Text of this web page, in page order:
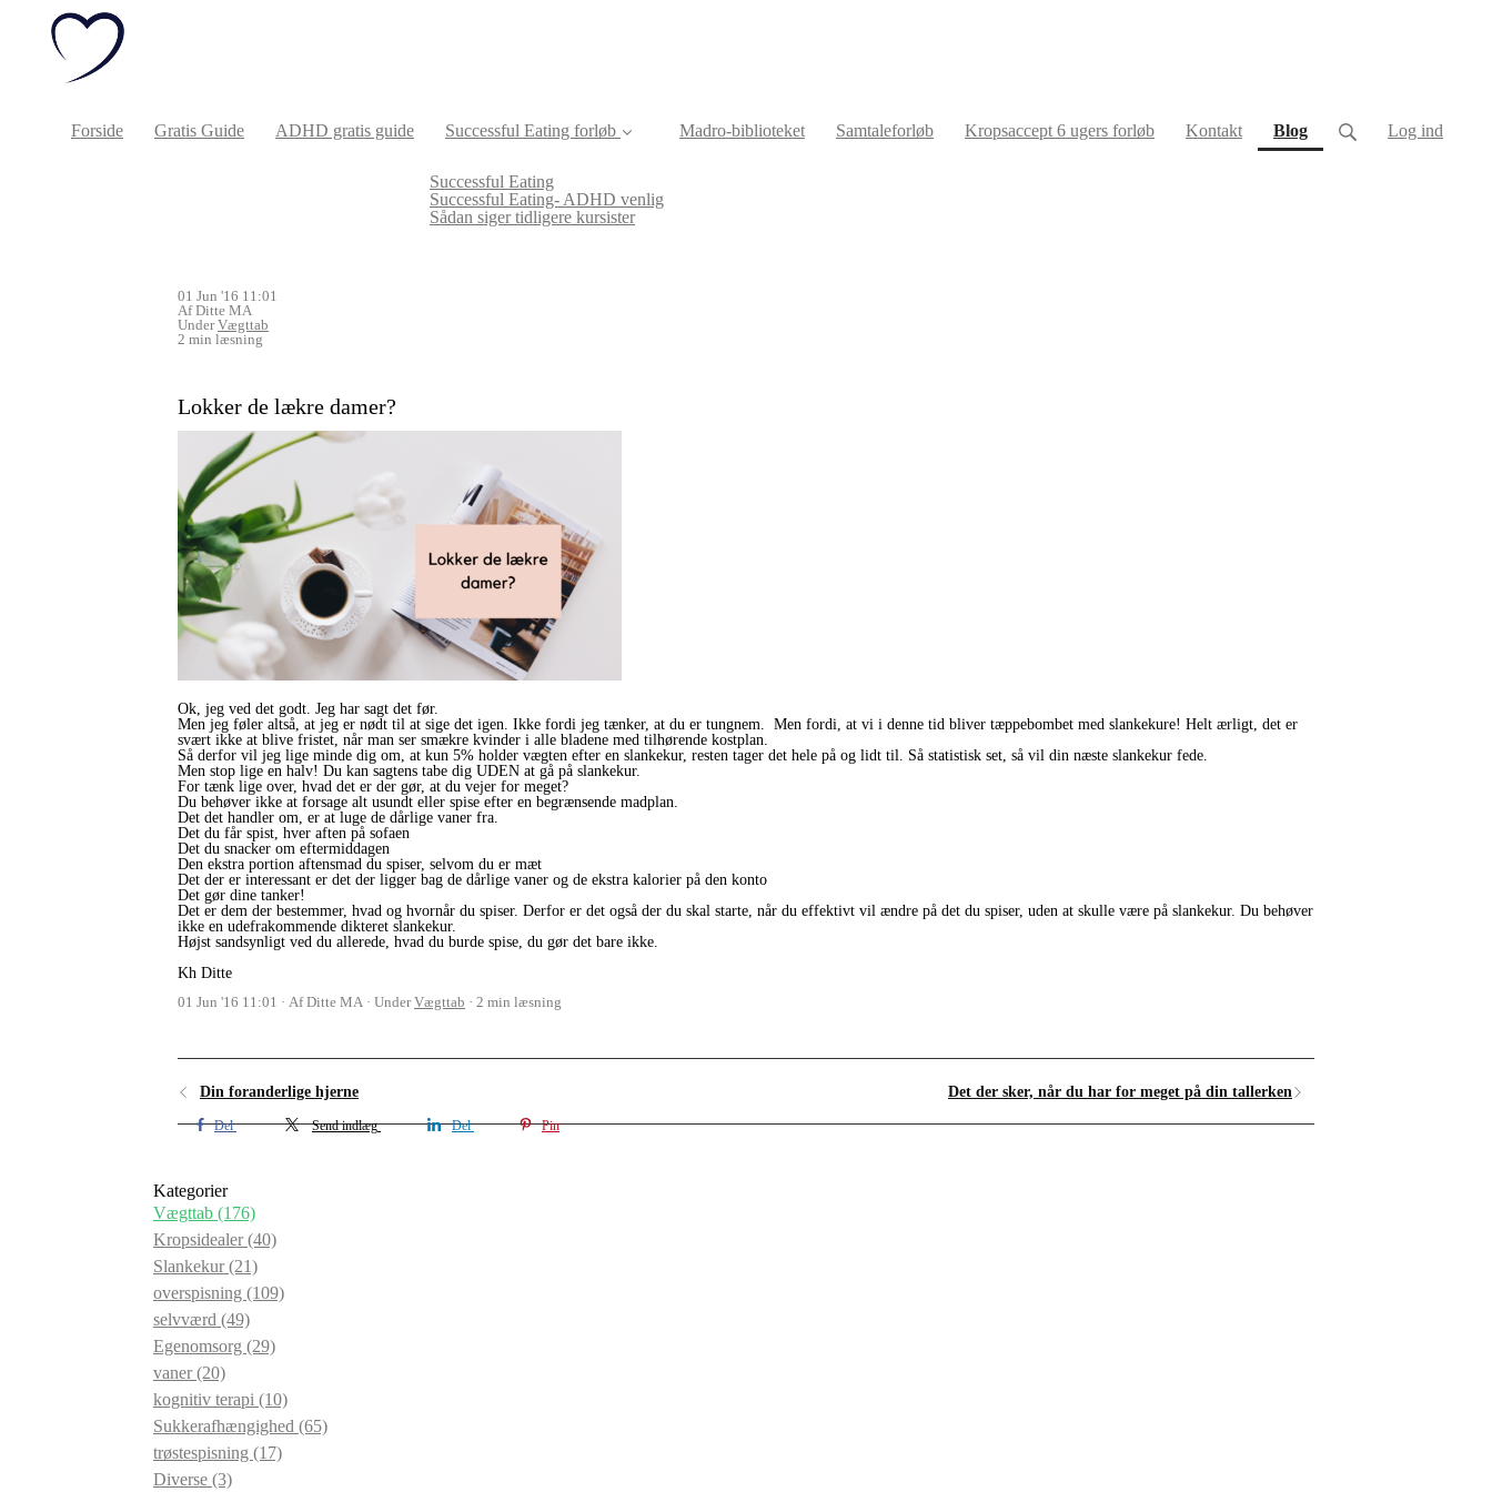
Forside Gratis Guide ADHD gratis guide Successful Eating forløb
Successful Eating
Successful Eating- ADHD venlig
Sådan siger tidligere kursister
Madro-biblioteket Samtaleforløb Kropsaccept 6 ugers forløb Kontakt Blog(current) Log ind
01 Jun '16 11:01
Af Ditte MA
UnderVægttab
2 min læsning
Lokker de lækre damer?
Ok, jeg ved det godt. Jeg har sagt det før.
Men jeg føler altså, at jeg er nødt til at sige det igen. Ikke fordi jeg tænker, at du er tungnem. Men fordi, at vi i denne tid bliver tæppebombet med slankekure! Helt ærligt, det er
svært ikke at blive fristet, når man ser smækre kvinder i alle bladene med tilhørende kostplan.
Så derfor vil jeg lige minde dig om, at kun 5% holder vægten efter en slankekur, resten tager det hele på og lidt til. Så statistisk set, så vil din næste slankekur fede.
Men stop lige en halv! Du kan sagtens tabe dig UDEN at gå på slankekur.
For tænk lige over, hvad det er der gør, at du vejer for meget?
Du behøver ikke at forsage alt usundt eller spise efter en begrænsende madplan.
Det det handler om, er at luge de dårlige vaner fra.
Det du får spist, hver aften på sofaen
Det du snacker om eftermiddagen
Den ekstra portion aftensmad du spiser, selvom du er mæt
Det der er interessant er det der ligger bag de dårlige vaner og de ekstra kalorier på den konto
Det gør dine tanker!
Det er dem der bestemmer, hvad og hvornår du spiser. Derfor er det også der du skal starte, når du effektivt vil ændre på det du spiser, uden at skulle være på slankekur. Du behøver
ikke en udefrakommende dikteret slankekur.
Højst sandsynligt ved du allerede, hvad du burde spise, du gør det bare ikke.
Kh Ditte
01 Jun '16 11:01
Af Ditte MA UnderVægttab 2 min læsning
Din foranderlige hjerne Det der sker, når du har for meget på din tallerken
Del Send indlæg Del Pin
Kategorier
Vægttab (176)
Kropsidealer(40)
Slankekur(21)
overspisning (109)
selvværd (49)
Egenomsorg (29)
vaner(20)
kognitiv terapi (10)
Sukkerafhængighed (65)
trøstespisning (17)
Diverse (3)